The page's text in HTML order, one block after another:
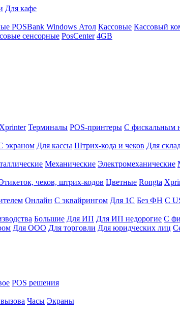
Для кафе
POSBank Windows Атол Кассовые Кассовый
сенсорные PosCenter 4GB
Xprinter Терминалы POS-принтеры С фискальным
экраном Для кассы Штрих-кода и чеков Для
Механические Электромеханические
чеков, штрих-кодов Цветные Rongta
Онлайн С эквайрингом Для 1С Без ФН С
Большие Для ИП Для ИП недорогие С
Для ООО Для торговли Для юридческих лиц
POS решения
Часы Экраны